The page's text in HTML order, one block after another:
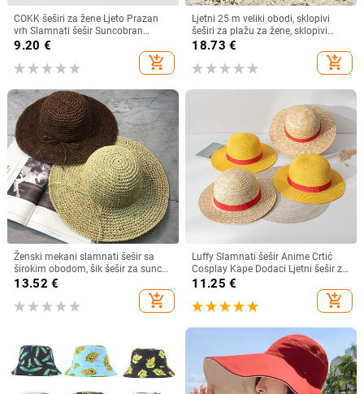
COKK šeširi za žene Ljeto Prazan
vrh Slamnati šešir Suncobran
Krema za sunčanje Šešir za plažu
Ženski štitnik za zaštitu od sunca
Roditelji Dječji Šeširi za sunce
9.20 €
add_shopping_cart
Ljetni 25 m veliki obodi, sklopivi
šeširi za plažu za žene, sklopivi
slamnati šešir, šešir za zaštitu od
Dropshipping
18.73 €
add_shopping_cart
Ženski mekani slamnati šešir sa
širokim obodom, šik šešir za sunce
Sklopivi ljetni slamnati šeširi za
plažu za žene Kape za djevojčice
Ženski šeširi od rafije
13.52 €
add_shopping_cart
Luffy Slamnati šešir Anime Crtić
Cosplay Kape Dodaci Ljetni šešir za
sunce Suncobran Šešir za roditelje i
dijete Luffy šešir za žene Muškarci
11.25 €
add_shopping_cart